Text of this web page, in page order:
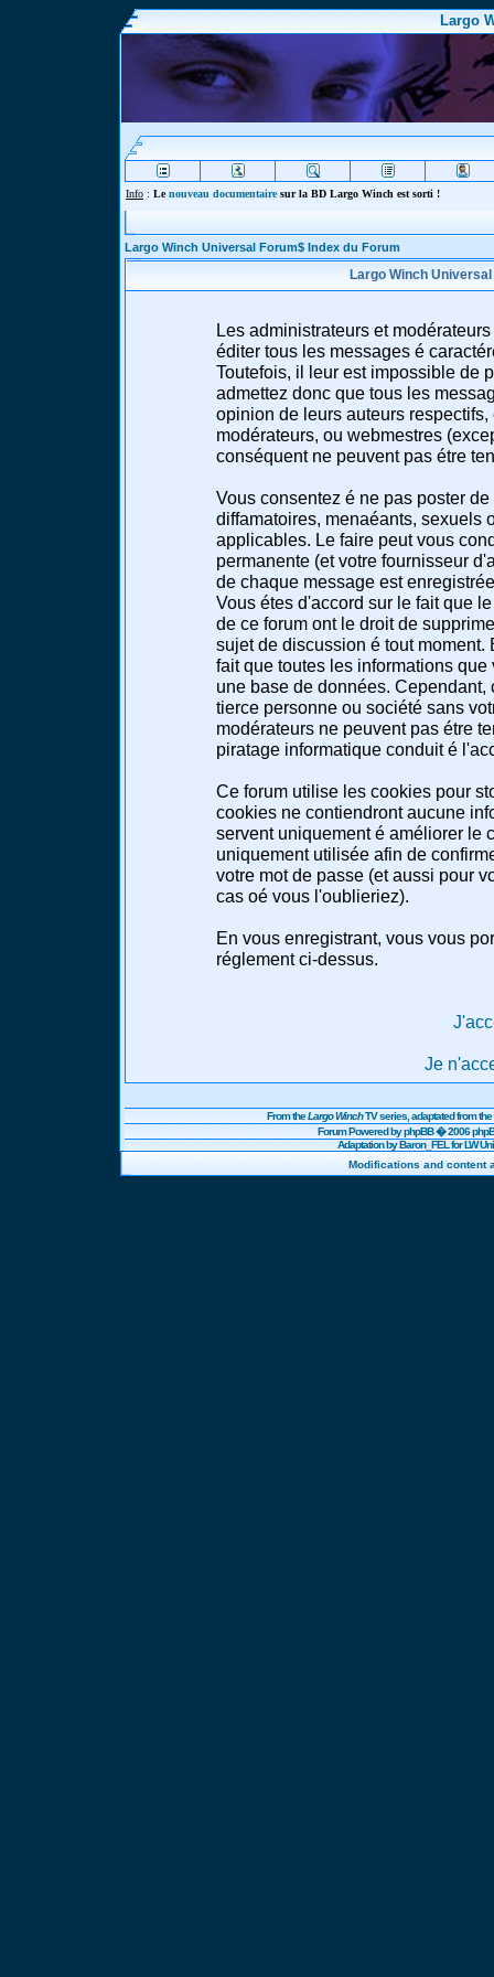
Largo
Info : Lenouveau documentairesur la BD Largo Winch est sorti !
Largo Winch Universal Forum$ Index du Forum
Largo Winch
Les administrateurs et
éditer tous les messages é
Toutefois, il leur est impossible de
admettez donc que tous les
opinion de leurs auteurs
modérateurs, ou webmestres
conséquent ne peuvent pas étre
Vous consentez é ne pas poster
diffamatoires, menaéants, sexuels
applicables. Le faire peut vous
permanente (et votre fournisseur
de chaque message est
Vous étes d'accord sur le fait que
de ce forum ont le droit de
sujet de discussion é tout
fait que toutes les informations
une base de données.
tierce personne ou société sans
modérateurs ne peuvent pas étre
piratage informatique conduit é
Ce forum utilise les cookies pour
cookies ne contiendront aucune
servent uniquement é améliorer le
uniquement utilisée afin de
votre mot de passe (et aussi pour
cas oé vous l'oublieriez).
En vous enregistrant, vous vous
réglement ci-dessus.
Je
From theLargo WinchTV series, adaptated from
Forum Powered byphpBB� 2006
Adaptation by Baron_FEL for LW
Modifications and content